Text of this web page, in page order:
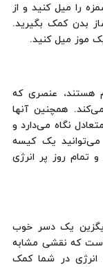
را میل کنید و از
بدن کمک بگیرید.
موز میل کنید.
هستند، عنصری که
همچنین آنها
نگاه می‌دارد و
یک کیسه
تمام روز پر انرژی
یک دسر خوب
است که نقشی مشابه
انرژی در شما کمک